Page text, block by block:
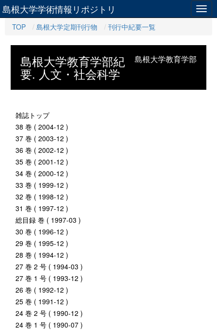
島根大学学術情報リポジトリ
TOP 島根大学定期刊行物 刊行中紀要一覧
島根大学教育学部
島根大学教育学部紀
要. 人文・社会科学
雑誌トップ
38 巻 ( 2004-12 )
37 巻 ( 2003-12 )
36 巻 ( 2002-12 )
35 巻 ( 2001-12 )
34 巻 ( 2000-12 )
33 巻 ( 1999-12 )
32 巻 ( 1998-12 )
31 巻 ( 1997-12 )
総目録 巻 ( 1997-03 )
30 巻 ( 1996-12 )
29 巻 ( 1995-12 )
28 巻 ( 1994-12 )
27 巻 2 号 ( 1994-03 )
27 巻 1 号 ( 1993-12 )
26 巻 ( 1992-12 )
25 巻 ( 1991-12 )
24 巻 2 号 ( 1990-12 )
24 巻 1 号 ( 1990-07 )